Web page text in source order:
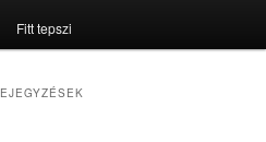
Fitt tepszi